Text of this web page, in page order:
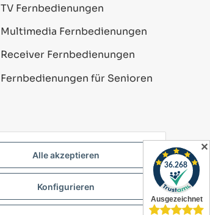
TV Fernbedienungen
Multimedia Fernbedienungen
Receiver Fernbedienungen
Fernbedienungen für Senioren
Alle akzeptieren
Konfigurieren
✕